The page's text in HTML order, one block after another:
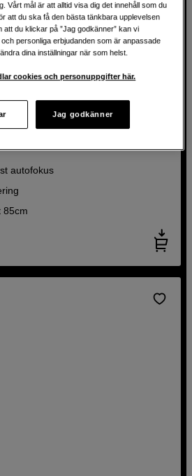
med en avancerad optisk
autofokus
85cm
Vårt mål är att alltid visa dig det innehåll som du
att du ska få den bästa tänkbara upplevelsen
att du klickar på ”Jag godkänner” kan vi
personliga erbjudanden som är anpassade
dina inställningar när som helst.
cookies och personuppgifter här.
Jag godkänner